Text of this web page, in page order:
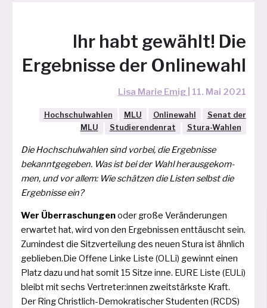
Ihr habt gewählt! Die
Ergebnisse der Onlinewahl
Lisa Marie Emig 11. Mai 2021
Hochschulwahlen MLU Onlinewahl
Senat der
MLU
Studierendenrat Stura-Wahlen
Die Hochschulwahlen sind vor­bei, die Ergebnisse
bekannt­ge­ge­ben. Was ist bei der Wahl her­aus­ge­kom­
men, und vor allem: Wie schät­zen die Listen selbst die
Ergebnisse ein?
Wer Überraschungenoder gro­ße Veränderungen
erwar­tet hat, wird von den Ergebnissen ent­täuscht sein.
Zumindest die Sitzverteilung des neu­en Stura ist ähn­lich
geblieben.Die Offene Linke Liste (OLLi) gewinnt einen
Platz dazu und hat somit 15 Sitze inne. EURE Liste (EULi)
bleibt mit sechs Vertreter:innen zweit­stärks­te Kraft.
Der Ring Christlich-Demokratischer Studenten (RCDS)